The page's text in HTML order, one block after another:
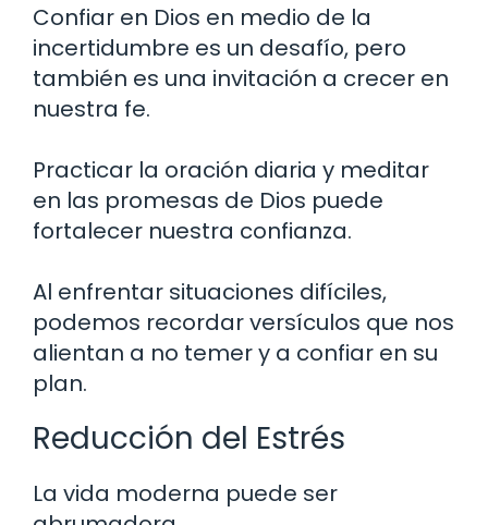
Confiar en Dios en medio de la
incertidumbre es un desafío, pero
también es una invitación a crecer en
nuestra fe.
Practicar la oración diaria y meditar
en las promesas de Dios puede
fortalecer nuestra confianza.
Al enfrentar situaciones difíciles,
podemos recordar versículos que nos
alientan a no temer y a confiar en su
plan.
Reducción del Estrés
La vida moderna puede ser